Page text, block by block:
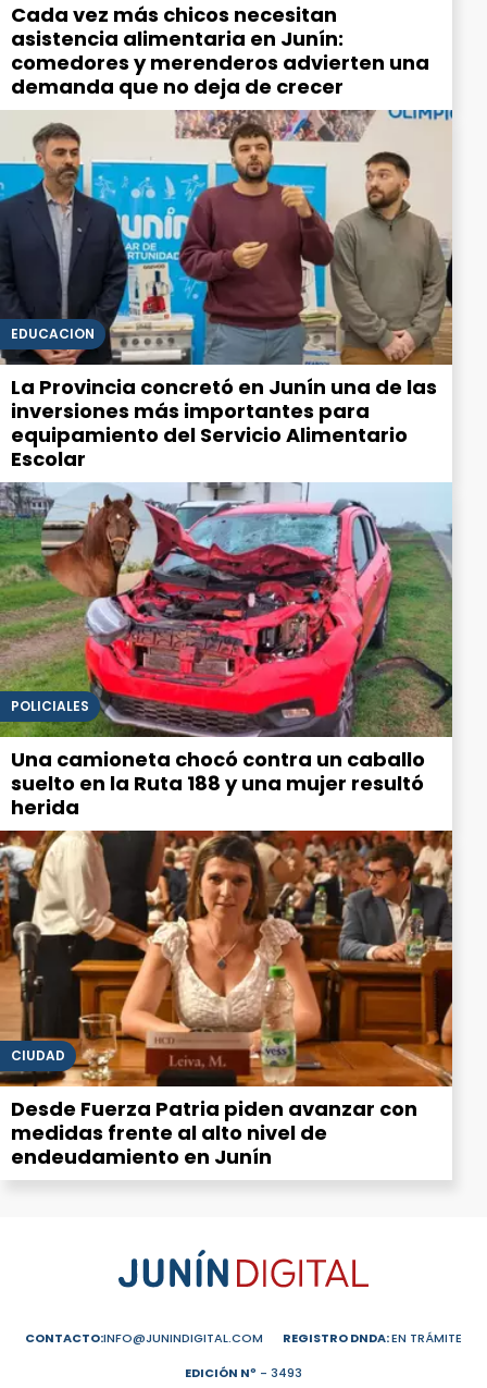
Cada vez más chicos necesitan
asistencia alimentaria en Junín:
comedores y merenderos advierten una
demanda que no deja de crecer
EDUCACIÓN
La Provincia concretó en Junín una de las
inversiones más importantes para
equipamiento del Servicio Alimentario
Escolar
POLICIALES
Una camioneta chocó contra un caballo
suelto en la Ruta 188 y una mujer resultó
herida
CIUDAD
Desde Fuerza Patria piden avanzar con
medidas frente al alto nivel de
endeudamiento en Junín
CONTACTO:INFO@JUNINDIGITAL.COM REGISTRO DNDA:EN TRÁMITE
EDICIÓN Nº - 3493